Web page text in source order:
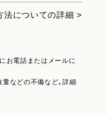
法についての詳細 >
お電話またはメールに
量などの不備など、詳細